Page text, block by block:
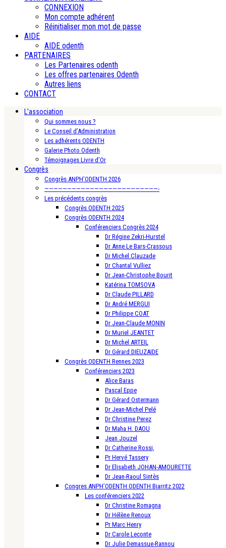
CONNEXION
Mon compte adhérent
Réinitialiser mon mot de passe
AIDE
AIDE odenth
PARTENAIRES
Les Partenaires odenth
Les offres partenaires Odenth
Autres liens
CONTACT
L’association
Qui sommes nous ?
Le Conseil d’Administration
Les adhérents ODENTH
Galerie Photo Odenth
Témoignages Livre d’Or
Congrès
Congrès ANPH’ODENTH 2026
—————————————————————————-
Les précédents congrès
Congrès ODENTH 2025
Congrès ODENTH 2024
Conférenciers Congrès 2024
Dr Régine Zekri-Hurstel
Dr Anne Le Bars-Crassous
Dr Michel Clauzade
Dr Chantal Vulliez
Dr Jean-Christophe Bourit
Katérina TOMSOVA
Dr Claude PILLARD
Dr André MERGUI
Dr Philippe COAT
Dr Jean-Claude MONIN
Dr Muriel JEANTET
Dr Michel ARTEIL
Dr Gérard DIEUZAIDE
Congrès ODENTH Rennes 2023
Conférenciers 2023
Alice Baras
Pascal Eppe
Dr Gérard Ostermann
Dr Jean-Michel Pelé
Dr Christine Perez
Dr Maha H. DAOU
Jean Jouzel
Dr Catherine Rossi,
Pr Hervé Tassery
Dr Elisabeth JOHAN-AMOURETTE
Dr Jean-Raoul Sintès
Congres ANPH’ODENTH ODENTH Biarritz 2022
Les conférenciers 2022
Dr Christine Romagna
Dr Hélène Renoux
Pr Marc Henry
Dr Carole Leconte
Dr Julie Demassue-Rannou